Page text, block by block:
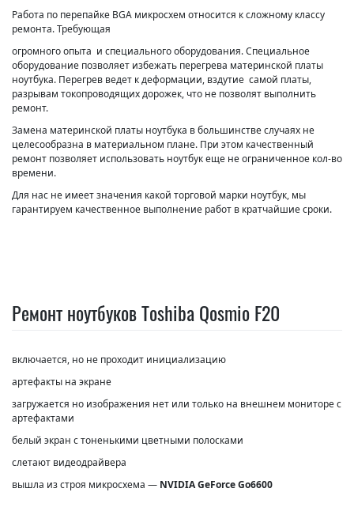
Работа по перепайке BGA микросхем относится к сложному классу
ремонта. Требующая
огромного опыта и специального оборудования. Специальное
оборудование позволяет избежать перегрева материнской платы
ноутбука. Перегрев ведет к деформации, вздутие самой платы,
разрывам токопроводящих дорожек, что не позволят выполнить
ремонт.
Замена материнской платы ноутбука в большинстве случаях не
целесообразна в материальном плане. При этом качественный
ремонт позволяет использовать ноутбук еще не ограниченное кол-во
времени.
Для нас не имеет значения какой торговой марки ноутбук, мы
гарантируем качественное выполнение работ в кратчайшие сроки.
Ремонт ноутбуков Toshiba Qosmio F20
включается, но не проходит инициализацию
артефакты на экране
загружается но изображения нет или только на внешнем мониторе с
артефактами
белый экран с тоненькими цветными полосками
слетают видеодрайвера
вышла из строя микросхема — NVIDIA GeForce Go6600